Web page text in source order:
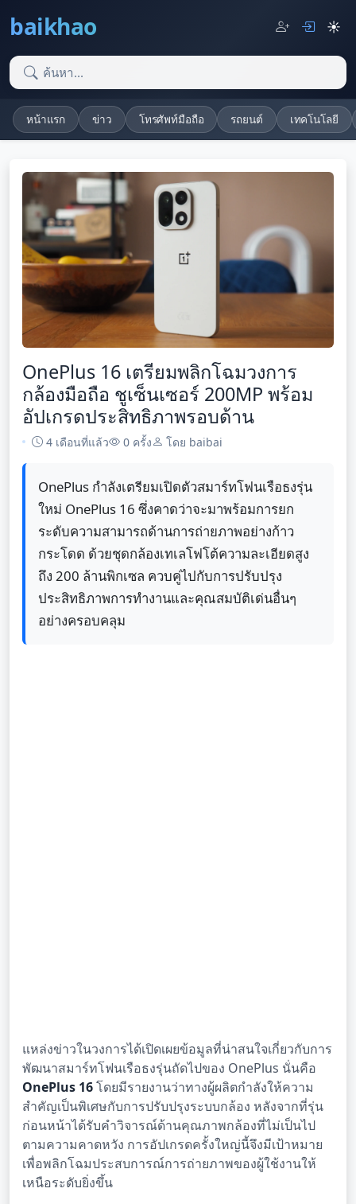
baikhao ☀️
หน้าแรก ข่าว โทรศัพท์มือถือ รถยนต์ เทคโนโลยี
OnePlus 16 เตรียมพลิกโฉมวงการ
กล้องมือถือ ชูเซ็นเซอร์ 200MP พร้อม
อัปเกรดประสิทธิภาพรอบด้าน
4 เดือนที่แล้ว 0 ครั้ง โดย baibai
OnePlus กำลังเตรียมเปิดตัวสมาร์ทโฟนเรือธงรุ่น
ใหม่ OnePlus 16 ซึ่งคาดว่าจะมาพร้อมการยก
ระดับความสามารถด้านการถ่ายภาพอย่างก้าว
กระโดด ด้วยชุดกล้องเทเลโฟโต้ความละเอียดสูง
ถึง 200 ล้านพิกเซล ควบคู่ไปกับการปรับปรุง
ประสิทธิภาพการทำงานและคุณสมบัติเด่นอื่นๆ
อย่างครอบคลุม
แหล่งข่าวในวงการได้เปิดเผยข้อมูลที่น่าสนใจเกี่ยวกับการ
พัฒนาสมาร์ทโฟนเรือธงรุ่นถัดไปของ OnePlus นั่นคือ
OnePlus 16โดยมีรายงานว่าทางผู้ผลิตกำลังให้ความ
สำคัญเป็นพิเศษกับการปรับปรุงระบบกล้อง หลังจากที่รุ่น
ก่อนหน้าได้รับคำวิจารณ์ด้านคุณภาพกล้องที่ไม่เป็นไป
ตามความคาดหวัง การอัปเกรดครั้งใหญ่นี้จึงมีเป้าหมาย
เพื่อพลิกโฉมประสบการณ์การถ่ายภาพของผู้ใช้งานให้
เหนือระดับยิ่งขึ้น